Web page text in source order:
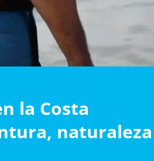
la Costa
naturaleza